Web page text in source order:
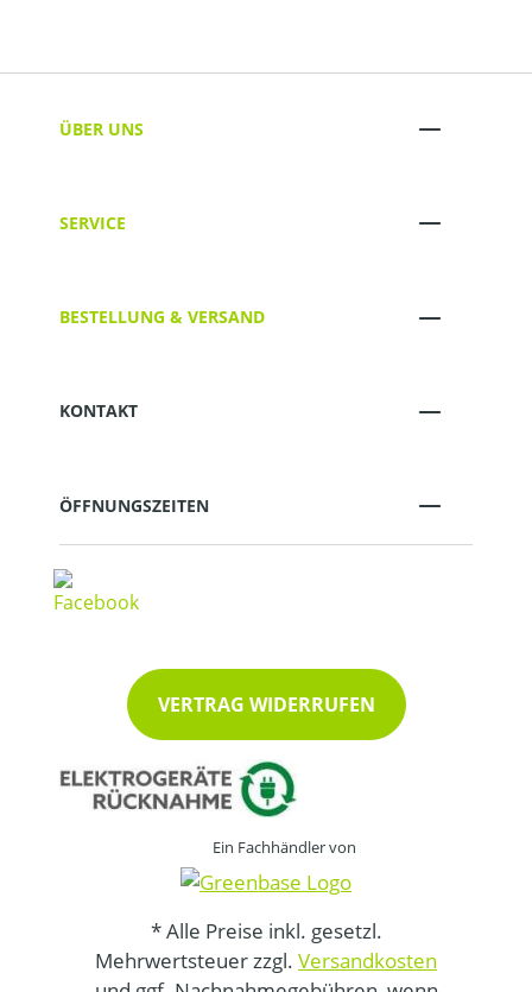
ÜBER UNS
SERVICE
BESTELLUNG & VERSAND
KONTAKT
ÖFFNUNGSZEITEN
VERTRAG WIDERRUFEN
Ein Fachhändler von
* Alle Preise inkl. gesetzl.
Mehrwertsteuer zzgl. Versandkosten